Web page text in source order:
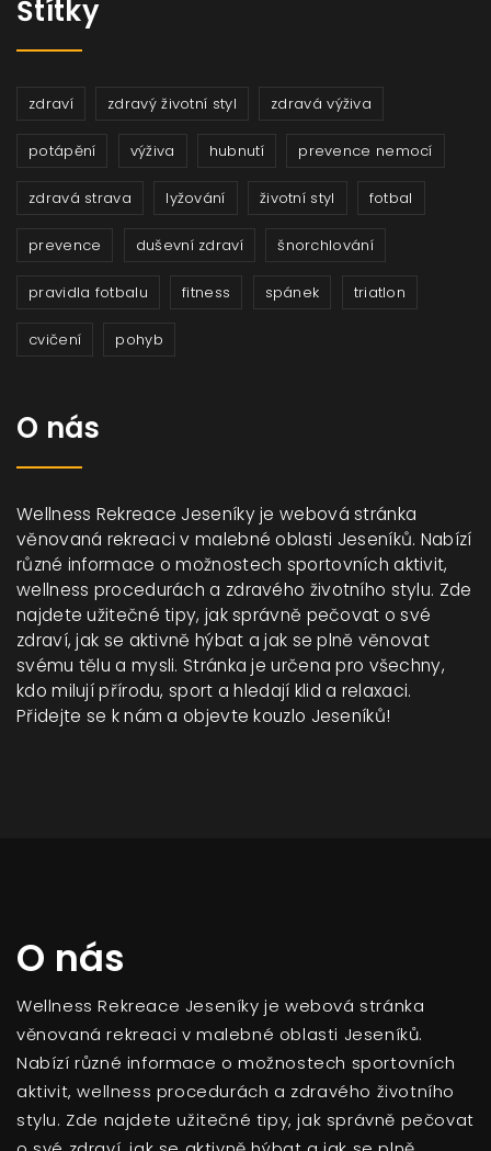
Štítky
zdraví zdravý životní styl zdravá výživa
potápění výživa hubnutí prevence nemocí
zdravá strava lyžování životní styl fotbal
prevence duševní zdraví šnorchlování
pravidla fotbalu fitness spánek triatlon
cvičení pohyb
O nás
Wellness Rekreace Jeseníky je webová stránka
věnovaná rekreaci v malebné oblasti Jeseníků. Nabízí
různé informace o možnostech sportovních aktivit,
wellness procedurách a zdravého životního stylu. Zde
najdete užitečné tipy, jak správně pečovat o své
zdraví, jak se aktivně hýbat a jak se plně věnovat
svému tělu a mysli. Stránka je určena pro všechny,
kdo milují přírodu, sport a hledají klid a relaxaci.
Přidejte se k nám a objevte kouzlo Jeseníků!
O nás
Wellness Rekreace Jeseníky je webová stránka
věnovaná rekreaci v malebné oblasti Jeseníků.
Nabízí různé informace o možnostech sportovních
aktivit, wellness procedurách a zdravého životního
stylu. Zde najdete užitečné tipy, jak správně pečovat